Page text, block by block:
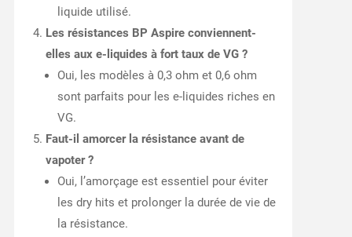
liquide utilisé.
Les résistances BP Aspire conviennent-
elles aux e-liquides à fort taux de VG ?
Oui, les modèles à 0,3 ohm et 0,6 ohm
sont parfaits pour les e-liquides riches en
VG.
Faut-il amorcer la résistance avant de
vapoter ?
Oui, l’amorçage est essentiel pour éviter
les dry hits et prolonger la durée de vie de
la résistance.